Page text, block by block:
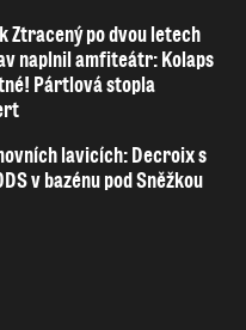
Ztracený po dvou letech
naplnil amfiteátr: Kolaps
Pártlová stopla
lavicích: Decroix s
v bazénu pod Sněžkou